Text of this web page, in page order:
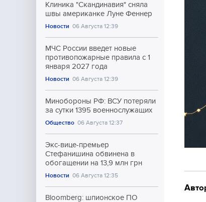
Клиника "Скандинавия" сняла
швы американке Луне Феннер
Новости 06 Августа 12:39
МЧС России введет новые
противопожарные правила с 1
января 2027 года
Новости 06 Августа 12:39
Минобороны РФ: ВСУ потеряли
за сутки 1395 военнослужащих
Общество 06 Августа 12:37
Экс-вице-премьер
Стефанишина обвинена в
обогащении на 13,9 млн грн
Новости 06 Августа 12:35
Bloomberg: шпионское ПО